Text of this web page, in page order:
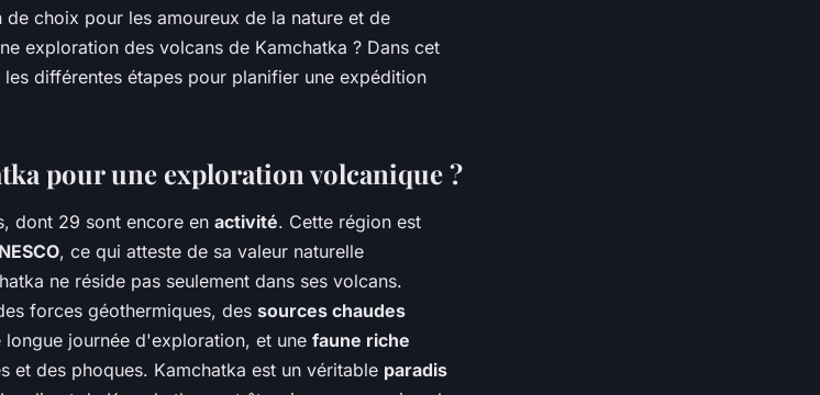
de choix pour les amoureux de la nature et de
exploration des volcans de Kamchatka ? Dans cet
différentes étapes pour planifier une expédition
pour une exploration volcanique ?
dont 29 sont encore en activité. Cette région est
, ce qui atteste de sa valeur naturelle
ne réside pas seulement dans ses volcans.
forces géothermiques, des sources chaudes
journée d'exploration, et une faune riche
et des phoques. Kamchatka est un véritable paradis